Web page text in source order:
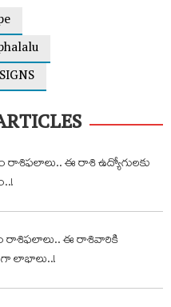
రాశిఫ‌లాలు.. ఈ రాశి ఉద్యోగుల‌కు
రాశిఫ‌లాలు.. ఈ రాశివారికి
లాభాలు..!